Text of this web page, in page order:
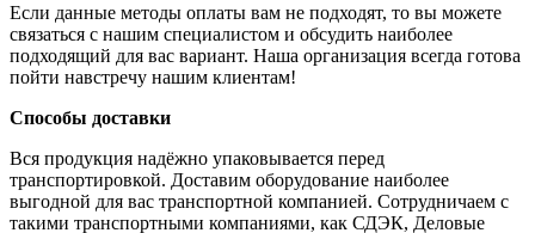
Если данные методы оплаты вам не подходят, то вы можете
связаться с нашим специалистом и обсудить наиболее
подходящий для вас вариант. Наша организация всегда готова
пойти навстречу нашим клиентам!
Способы доставки
Вся продукция надёжно упаковывается перед
транспортировкой. Доставим оборудование наиболее
выгодной для вас транспортной компанией. Сотрудничаем с
такими транспортными компаниями, как СДЭК, Деловые